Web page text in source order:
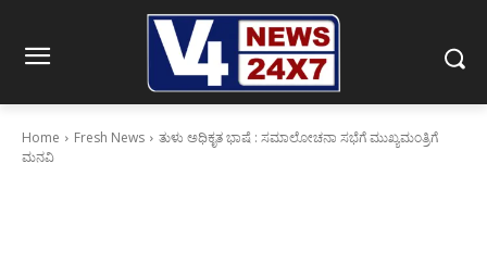
Home Fresh News
ತುಳು ಅಧಿಕೃತ ಭಾಷೆ : ಸಮಾಲೋಚನಾ ಸಭೆಗೆ ಮುಖ್ಯಮಂತ್ರಿಗೆ
ಮನವಿ